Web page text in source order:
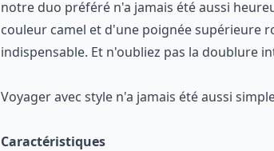
notre duo préféré n'a jamais été aussi
couleur camel et d'une poignée supérieure
indispensable. Et n'oubliez pas la doublure
Voyager avec style n'a jamais été aussi
Caractéristiques